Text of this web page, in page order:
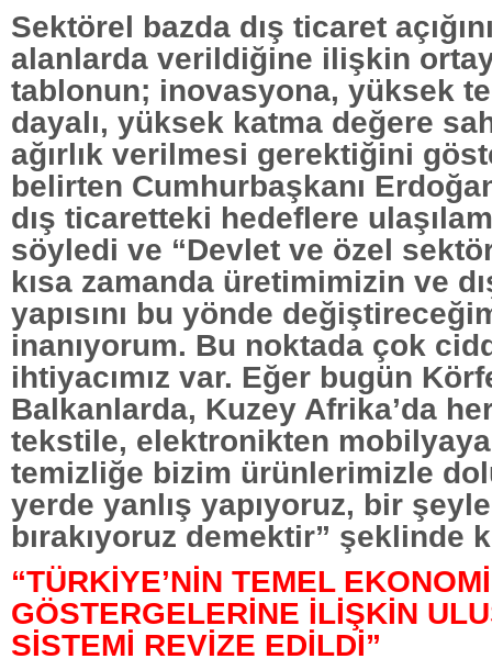
Sektörel bazda dış ticaret
alanlarda verildiğine ilişkin
tablonun; inovasyona, yüksek
dayalı, yüksek katma değere
ağırlık verilmesi gerektiğini
belirten Cumhurbaşkanı
dış ticaretteki hedeflere
söyledi ve “Devlet ve özel
kısa zamanda üretimimizin ve
yapısını bu yönde
inanıyorum. Bu noktada çok
ihtiyacımız var. Eğer bugün
Balkanlarda, Kuzey Afrika’da
tekstile, elektronikten
temizliğe bizim ürünlerimizle
yerde yanlış yapıyoruz, bir
bırakıyoruz demektir” şeklinde
“TÜRKİYE’NİN TEMEL
GÖSTERGELERİNE İLİŞKİN
SİSTEMİ REVİZE EDİLDİ”